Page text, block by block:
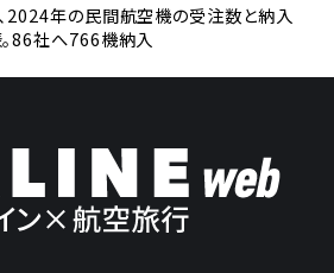
2024年の民間航空機の受注数と納入
86社へ766機納入